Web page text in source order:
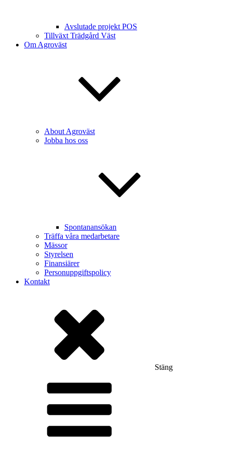
Avslutade projekt POS
Tillväxt Trädgård Väst
Om Agroväst
About Agroväst
Jobba hos oss
Spontanansökan
Träffa våra medarbetare
Mässor
Styrelsen
Finansiärer
Personuppgiftspolicy
Kontakt
Stäng